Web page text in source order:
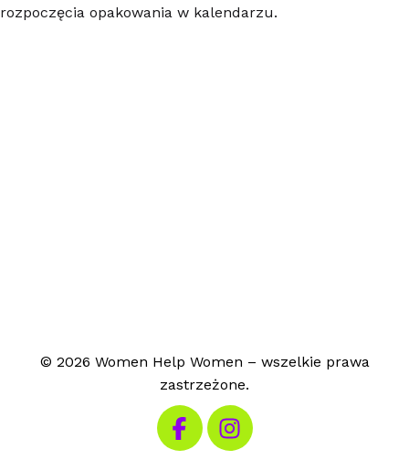
rozpoczęcia opakowania w kalendarzu.
© 2026 Women Help Women – wszelkie prawa
zastrzeżone.
Odwiedź nasz Facebook
Odwiedź nasz Instagram